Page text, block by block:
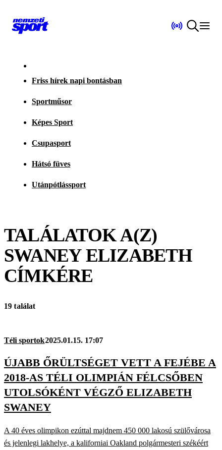
Friss hírek napi bontásban
Sportműsor
Képes Sport
Csupasport
Hátsó füves
Utánpótlássport
TALÁLATOK A(Z)
SWANEY ELIZABETH
CÍMKÉRE
19 találat
Téli sportok2025.01.15. 17:07
ÚJABB ŐRÜLTSÉGET VETT A FEJÉBE A
2018-AS TÉLI OLIMPIÁN FÉLCSŐBEN
UTOLSÓKÉNT VÉGZŐ ELIZABETH
SWANEY
A 40 éves olimpikon ezúttal majdnem 450 000 lakosú szülővárosa
és jelenlegi lakhelye, a kaliforniai Oakland polgármesteri székéért